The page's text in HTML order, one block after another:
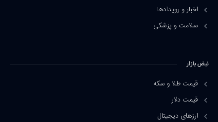
اخبار و رویدادها
سلامت و پزشکی
نبض بازار
قیمت طلا و سکه
قیمت دلار
ارزهای دیجیتال